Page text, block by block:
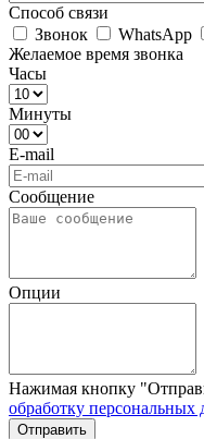
Способ связи
Звонок
WhatsApp
Желаемое время звонка
Часы
Минуты
E-mail
Сообщение
Опции
Нажимая кнопку
обработку персональных